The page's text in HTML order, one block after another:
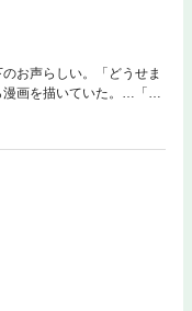
お声らしい。「どうせま
漫画を描いていた。…「敗
は、こりゃ、もしかした
文より)